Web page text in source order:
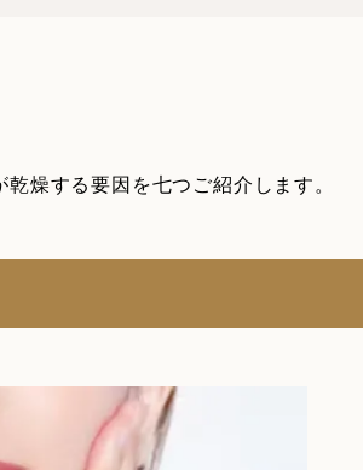
燥する要因を七つご紹介します。